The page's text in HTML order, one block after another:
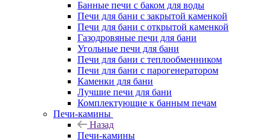
Банные печи с баком для воды
Печи для бани с закрытой каменкой
Печи для бани с открытой каменкой
Газодровяные печи для бани
Угольные печи для бани
Печи для бани с теплообменником
Печи для бани с парогенератором
Каменки для бани
Лучшие печи для бани
Комплектующие к банным печам
Печи-камины
Назад
Печи-камины